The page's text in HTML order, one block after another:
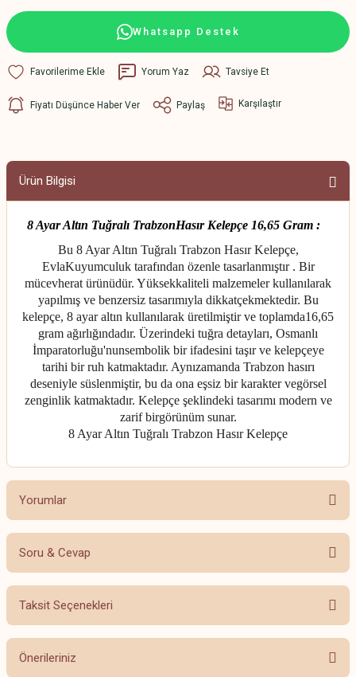
Whatsapp Destek
Yorum Yaz Tavsiye Et
Fiyatı Düşünce Haber Ver Paylaş Karşılaştır
Ürün Bilgisi
8 Ayar Altın Tuğralı TrabzonHasır Kelepçe 16,65 Gram :
Bu 8 Ayar Altın Tuğralı Trabzon Hasır Kelepçe,
EvlaKuyumculuk tarafından özenle tasarlanmıştır . Bir
mücevherat ürünüdür. Yüksekkaliteli malzemeler kullanılarak
yapılmış ve benzersiz tasarımıyla dikkatçekmektedir. Bu
kelepçe, 8 ayar altın kullanılarak üretilmiştir ve toplamda16,65
gram ağırlığındadır. Üzerindeki tuğra detayları, Osmanlı
İmparatorluğu'nunsembolik bir ifadesini taşır ve kelepçeye
tarihi bir ruh katmaktadır. Aynızamanda Trabzon hasırı
deseniyle süslenmiştir, bu da ona eşsiz bir karakter vegörsel
zenginlik katmaktadır. Kelepçe şeklindeki tasarımı modern ve
zarif birgörünüm sunar.
8 Ayar Altın Tuğralı Trabzon Hasır Kelepçe
Yorumlar
Bu ürüne ilk yorumu siz yapın!
Soru & Cevap
Ürün hakkında henüz soru sorulmamış.
Taksit Seçenekleri
Önerileriniz